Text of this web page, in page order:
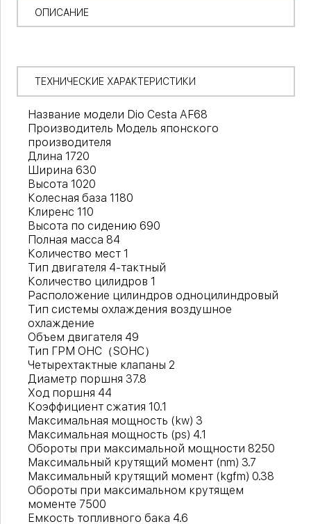
ОПИСАНИЕ
ТЕХНИЧЕСКИЕ ХАРАКТЕРИСТИКИ
Название модели Dio Cesta AF68
Производитель Модель японского
производителя
Длина 1720
Ширина 630
Высота 1020
Колесная база 1180
Клиренс 110
Высота по сидению 690
Полная масса 84
Количество мест 1
Тип двигателя 4-тактный
Количество цилидров 1
Расположение цилиндров одноцилиндровый
Тип системы охлаждения воздушное
охлаждение
Объем двигателя 49
Тип ГРМ OHC（SOHC）
Четырехтактные клапаны 2
Диаметр поршня 37.8
Ход поршня 44
Коэффициент сжатия 10.1
Максимальная мощность (kw) 3
Максимальная мощность (ps) 4.1
Обороты при максимальной мощности 8250
Максимальный крутящий момент (nm) 3.7
Максимальный крутящий момент (kgfm) 0.38
Обороты при максимальном крутящем
моменте 7500
Емкость топливного бака 4.6